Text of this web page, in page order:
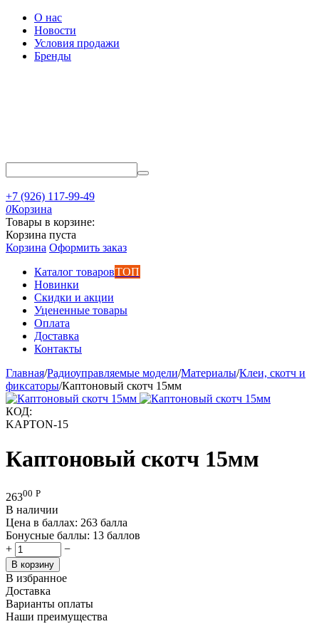
О нас
Новости
Условия продажи
Бренды
+7 (926) 117-99-49
0Корзина
Товары в корзине:
Корзина пуста
Корзина Оформить заказ
Каталог товаровТОП
Новинки
Скидки и акции
Уцененные товары
Оплата
Доставка
Контакты
Главная/Радиоуправляемые модели/Материалы/Клеи, скотч и
фиксаторы/Каптоновый скотч 15мм
КОД:
KAPTON-15
Каптоновый скотч 15мм
26300 Р
В наличии
Цена в баллах: 263 балла
Бонусные баллы: 13 баллов
+
−
В корзину
В избранное
Доставка
Варианты оплаты
Наши преимущества